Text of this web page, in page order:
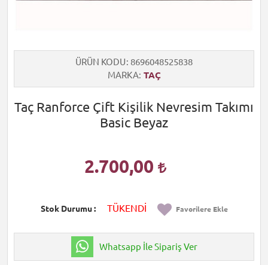
ÜRÜN KODU 8696048525838
MARKA TAÇ
Taç Ranforce Çift Kişilik Nevresim Takımı
Basic Beyaz
2.700,00
Stok Durumu TÜKENDİ Favorilere Ekle
Whatsapp İle Sipariş Ver